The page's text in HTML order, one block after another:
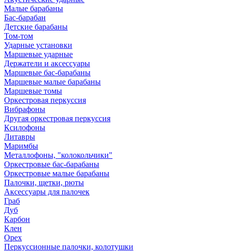
Mалые барабаны
Бас-барабан
Детские барабаны
Том-том
Ударные установки
Маршевые ударные
Держатели и аксессуары
Маршевые бас-барабаны
Маршевые малые барабаны
Маршевые томы
Оркестровая перкуссия
Вибрафоны
Другая оркестровая перкуссия
Ксилофоны
Литавры
Маримбы
Металлофоны, "колокольчики"
Оркестровые бас-барабаны
Оркестровые малые барабаны
Палочки, щетки, рюты
Аксессуары для палочек
Граб
Дуб
Карбон
Клен
Орех
Перкуссионные палочки, колотушки